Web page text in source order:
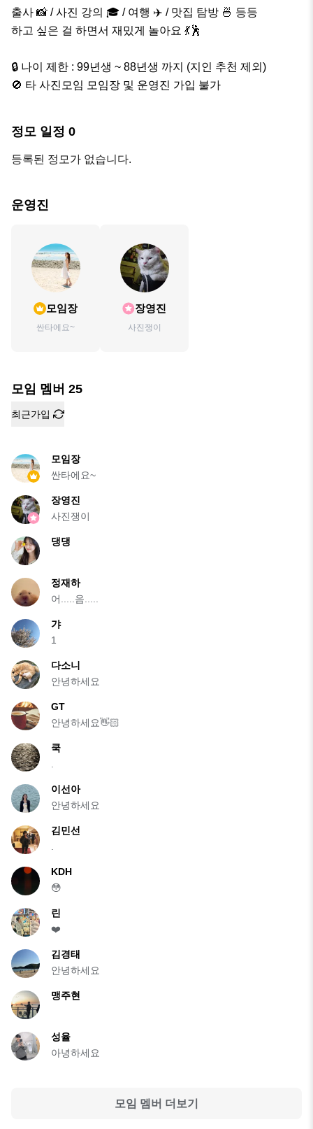
출사 📸 / 사진 강의 🎓 / 여행 ✈️ / 맛집 탐방 🍜 등등
​하고 싶은 걸 하면서 재밌게 놀아요 💃🕺
​🔒 나이 제한 : 99년생 ~ 88년생 까지 (지인 추천 제외)
🚫 타 사진모임 모임장 및 운영진 가입 불가
정모 일정 0
등록된 정모가 없습니다.
운영진
모임장
싼타에요~
장영진
사진쟁이
모임 멤버 25
최근가입
모임장
싼타에요~
장영진
사진쟁이
댕댕
정재하
어.....음.....
갸
1
다소니
안녕하세요
GT
안녕하세요👋🏻
쿡
이선아
안녕하세요
김민선
KDH
😳
린
❤️
김경태
안녕하세요
맹주현
성율
아녕하세요
모임 멤버 더보기